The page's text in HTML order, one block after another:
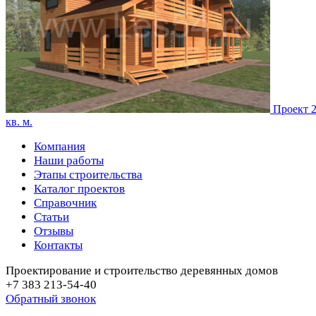
Проект
кв. м.
Компания
Наши работы
Этапы строительства
Каталог проектов
Справочник
Статьи
Отзывы
Контакты
Проектирование и строительство деревянных домов
+7 383 213-54-40
Обратный звонок